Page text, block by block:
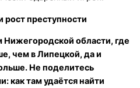
рост преступности
области, где
чем в Липецкой, да и
Не поделитесь
как там удаётся найти